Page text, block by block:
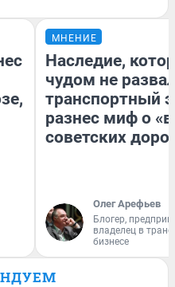
МНЕНИЕ
Наследие,
чудом не
транспортный
разнес миф о
советских
Олег Арефьев
Блогер,
владелец в
бизнесе